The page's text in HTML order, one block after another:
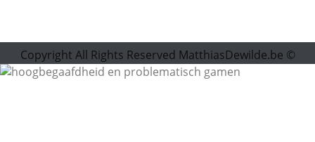
Copyright All Rights Reserved MatthiasDewilde.be ©